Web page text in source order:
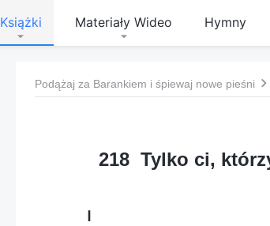
Książki Materiały Wideo Hymny
Podążaj za Barankiem i śpiewaj nowe pieśni
218 Tylko ci,